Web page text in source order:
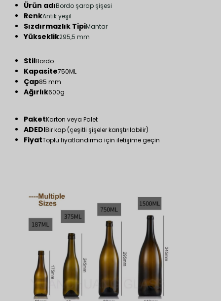
Ürün adıBordo şarap şişesi
RenkAntik yeşil
Sızdırmazlık TipiMantar
Yükseklik295,5 mm
StilBordo
Kapasite750ML
Çap85 mm
Ağırlık600g
PaketKarton veya Palet
ADEDIBir kap (çeşitli şişeler karıştırılabilir)
FiyatToplu fiyatlandırma için iletişime geçin